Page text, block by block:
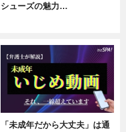
シューズの魅力…
「未成年だから大丈夫」は通